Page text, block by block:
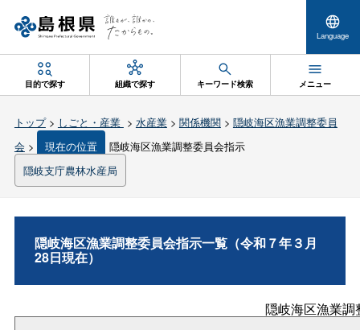
Language
目的で探す 組織で探す キーワード検索 メニュー
トップ> しごと・産業 > 水産業> 関係機関> 隠岐海区漁業調整委員
会 > 現在の位置
隠岐海区漁業調整委員会指示
隠岐支庁農林水産局
隠岐海区漁業調整委員会指示一覧（令和７年３月
28日現在）
隠岐海区漁業調